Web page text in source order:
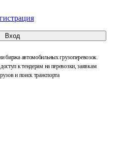
Вход
автомобильных грузоперевозок.
к тендерам на перевозки, заявкам
и поиск транспорта